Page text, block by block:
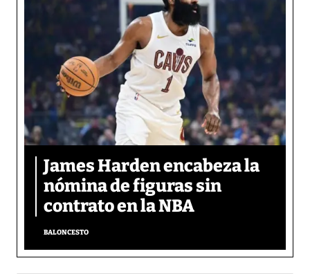
James Harden encabeza la
nómina de figuras sin
contrato en la NBA
BALONCESTO